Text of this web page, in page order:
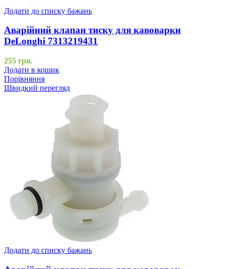
Додати до списку бажань
Аварійний клапан тиску для кавоварки
DeLonghi 7313219431
255 грн.
Додати в кошик
Порівняння
Швидкий перегляд
Додати до списку бажань